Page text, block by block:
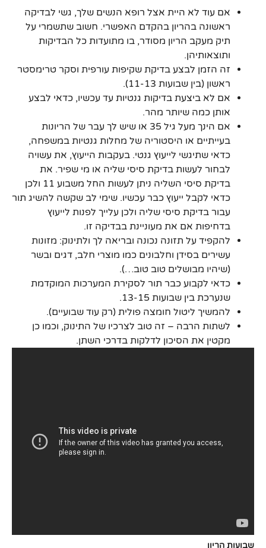
אם עוד לא היית אצל רופא הנשים שלך, גשי לבדיקה
ראשונה בהריון בהקדם האפשרי. חשוב שתשמרי על
תיק מעקב הריון מסודר, בו מתועדות כל הבדיקות
ותוצאותיהן.
זה הזמן לבצע בדיקת שקיפות עורפית וסקר טרימסטר
ראשון (בין שבועות 11-13).
אם לא ביצעת בדיקות גנטיות עד עכשיו, כדאי לבצע
אותן כמה שיותר מהר.
אם הינך מעל גיל 35 או שיש לך עבר של הריונות
בעייתיים או היסטוריה של מחלות גנטיות במשפחה,
כדאי שתיגשי לייעוץ גנטי. בעקבות הייעוץ, את עשויה
לבחור לעשות בדיקת סיסי שליה או מי שפיר. את
בדיקת סיסי השליה ניתן לעשות החל משבוע 11 ולכן
כדאי לקבל ייעוץ כבר עכשיו. שימי לב שקשה להשיג תור
עבור בדיקת סיסי שליה ולכן עלייך לפנות לייעוץ
בדחיפות אם את מעוניינת בבדיקה זו.
להקפיד על תזונה נכונה ובריאה לך ולתינוק: מזונות
עשירים בסידן וחלבונים כמו מוצרי חלב, דגים ובשר
(שיהיו מבושלים טוב טוב…).
כדאי לקבוע כבר תור לסקירת המערכות המוקדמת
שנערכת בין שבועות 13-15.
להמשיך ליטול חומצה פולית (רק עוד שבועיים).
לשתות הרבה – זה טוב לצרכיו של התינוק, וכמו כן
מקטין את הסיכון לדלקות בדרכי השתן.
שבועות הריון